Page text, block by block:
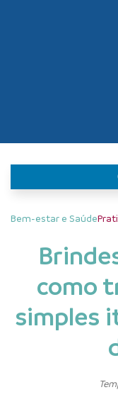
Bem-estar e Saúde
como
simples